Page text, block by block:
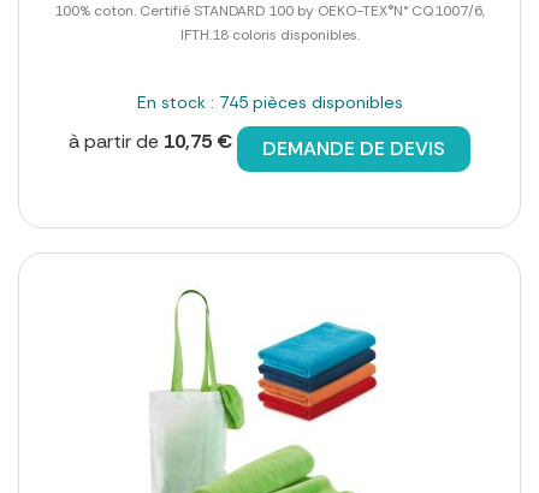
100% coton. Certifié STANDARD 100 by OEKO-TEX®N° CQ1007/6,
IFTH.18 coloris disponibles.
En stock : 745 pièces disponibles
à partir de 10,75 € DEMANDE DE DEVIS